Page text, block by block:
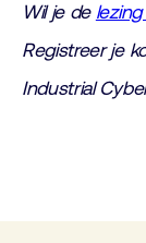
Wil je de
Registreer je
Industrial